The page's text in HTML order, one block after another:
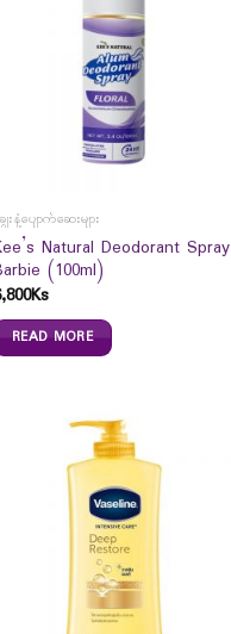
ေးနံ့ပျောက်ဆေးများ
Natural Deodorant Spray
(100ml)
Ks
READ MORE